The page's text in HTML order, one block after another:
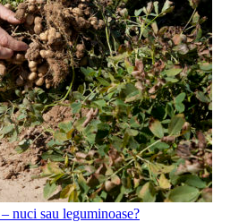
nuci sau leguminoase?